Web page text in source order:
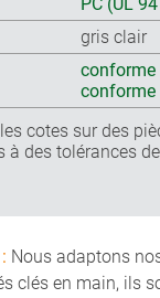
gris clair
conforme
conforme
cotes sur des
à des tolérances
Nous adaptons
clés en main, ils